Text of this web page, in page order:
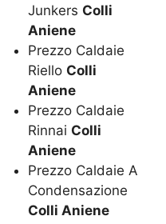
Junkers Colli
Aniene
Prezzo Caldaie
Riello Colli
Aniene
Prezzo Caldaie
Rinnai Colli
Aniene
Prezzo Caldaie A
Condensazione
Colli Aniene